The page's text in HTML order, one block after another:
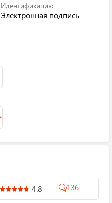
Идентификация:
Электронная подпись
4.8 136